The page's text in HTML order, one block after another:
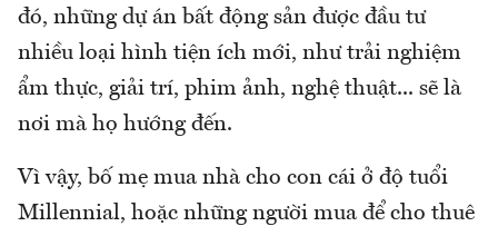
đó, những dự án bất động sản được đầu tư
nhiều loại hình tiện ích mới, như trải nghiệm
ẩm thực, giải trí, phim ảnh, nghệ thuật... sẽ là
nơi mà họ hướng đến.
Vì vậy, bố mẹ mua nhà cho con cái ở độ tuổi
Millennial, hoặc những người mua để cho thuê